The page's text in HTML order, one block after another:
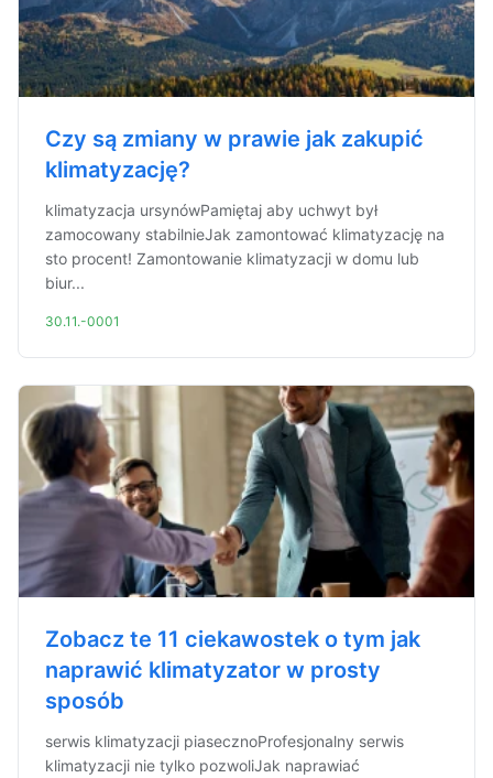
Czy są zmiany w prawie jak zakupić
klimatyzację?
klimatyzacja ursynówPamiętaj aby uchwyt był
zamocowany stabilnieJak zamontować klimatyzację na
sto procent! Zamontowanie klimatyzacji w domu lub
biur...
30.11.-0001
Zobacz te 11 ciekawostek o tym jak
naprawić klimatyzator w prosty
sposób
serwis klimatyzacji piasecznoProfesjonalny serwis
klimatyzacji nie tylko pozwoliJak naprawiać